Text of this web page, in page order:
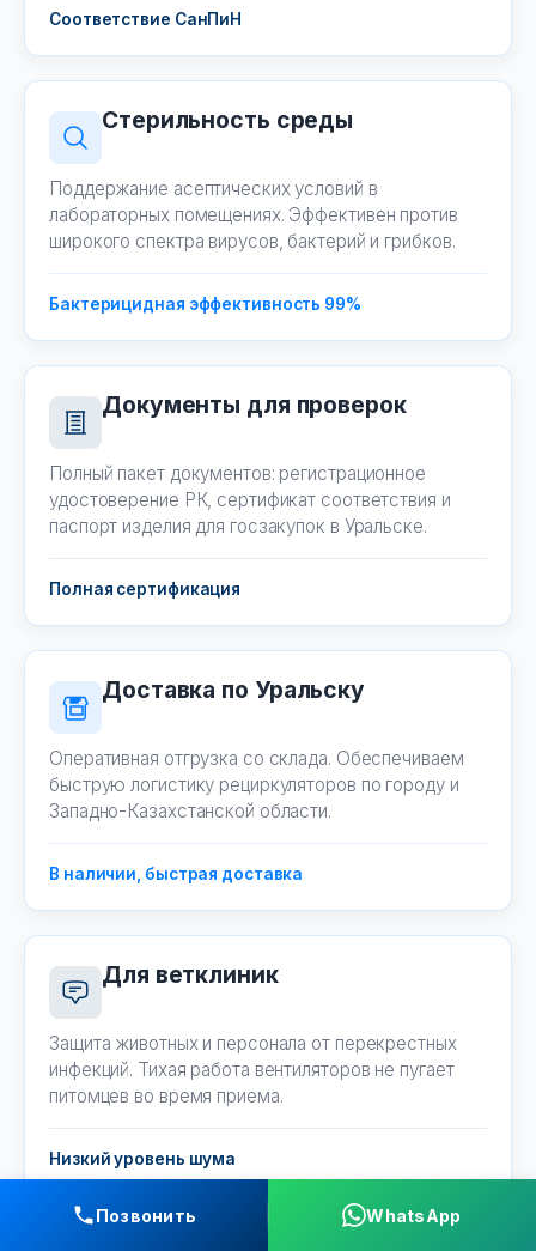
Позвонить WhatsApp
Соответствие СанПиН
Стерильность среды
Поддержание асептических условий в
лабораторных помещениях. Эффективен против
широкого спектра вирусов, бактерий и грибков.
Бактерицидная эффективность 99%
Документы для проверок
Полный пакет документов: регистрационное
удостоверение РК, сертификат соответствия и
паспорт изделия для госзакупок в Уральске.
Полная сертификация
Доставка по Уральску
Оперативная отгрузка со склада. Обеспечиваем
быструю логистику рециркуляторов по городу и
Западно-Казахстанской области.
В наличии, быстрая доставка
Для ветклиник
Защита животных и персонала от перекрестных
инфекций. Тихая работа вентиляторов не пугает
питомцев во время приема.
Низкий уровень шума